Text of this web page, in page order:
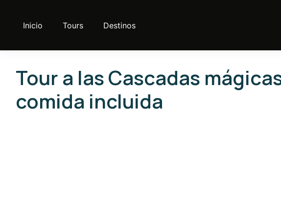
Inicio Tours Destinos
Tour a las Cascadas
comida incluida